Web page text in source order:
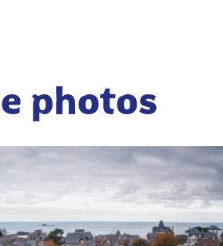
photos